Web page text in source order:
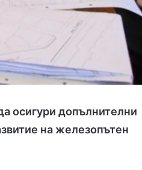
осигури допълнителни
на железопътен